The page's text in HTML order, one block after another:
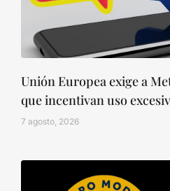
Unión Europea exige a
que incentivan uso
7 agosto, 2026